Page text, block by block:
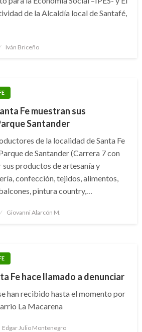
de la Alcaldía local de Santafé,
Iván Briceño
Fe muestran sus
Santander
de la localidad de Santa Fe
de Santander (Carrera 7 con
sus productos de artesanía y
confección, tejidos, alimentos,
pintura country,…
Giovanni Alarcón M.
Fe hace llamado a denunciar
han recibido hasta el momento por
La Macarena
Edgar Julio Montenegro